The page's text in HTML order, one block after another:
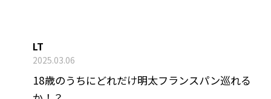
LT
2025.03.06
18歳のうちにどれだけ明太フランスパン巡れる